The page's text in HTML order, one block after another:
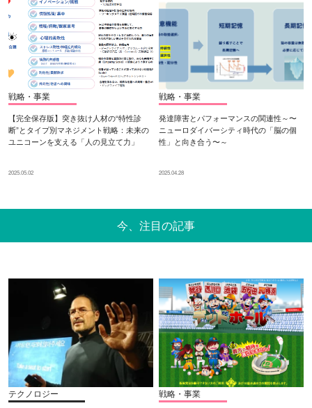
戦略・事業
【完全保存版】突き抜け人材の“特性診
断”とタイプ別マネジメント戦略：未来の
ユニコーンを支える「人の見立て力」
2025.05.02
戦略・事業
発達障害とパフォーマンスの関連性～〜
ニューロダイバーシティ時代の「脳の個
性」と向き合う〜～
2025.04.28
今、注目の記事
テクノロジー 戦略・事業